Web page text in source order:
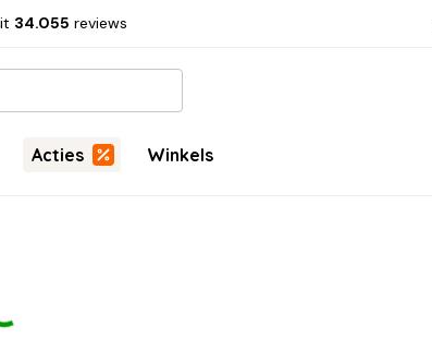
34.055 reviews
Acties Winkels